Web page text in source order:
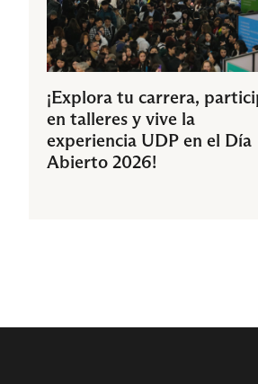
¡Explora tu carrera,
en talleres y vive la
experiencia UDP en el Día
Abierto 2026!